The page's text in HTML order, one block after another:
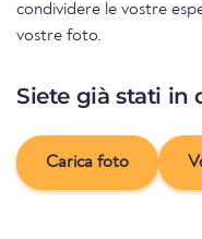
condividere le vostre
vostre foto.
Siete già stati in
Carica foto